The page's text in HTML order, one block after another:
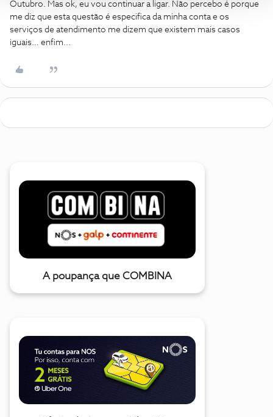
Outubro. Mas ok, eu vou continuar a ligar. Não percebo é porque
me diz que esta questão é especifica da minha conta e os
serviços de atendimento me dizem que existem mais casos
iguais… enfim...
A poupança que COMBINA